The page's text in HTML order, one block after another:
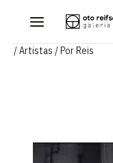
/Artistas / PorReis